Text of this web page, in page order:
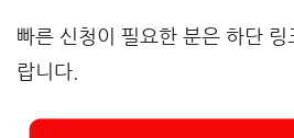
빠른 신청이 필요한 분은 하단
랍니다.